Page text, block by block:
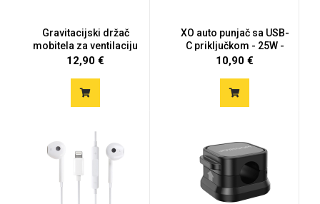
Gravitacijski držač
mobitela za ventilaciju
12,90 €
XO auto punjač sa USB-
C priključkom - 25W -
cr...
10,90 €
MarbleMania